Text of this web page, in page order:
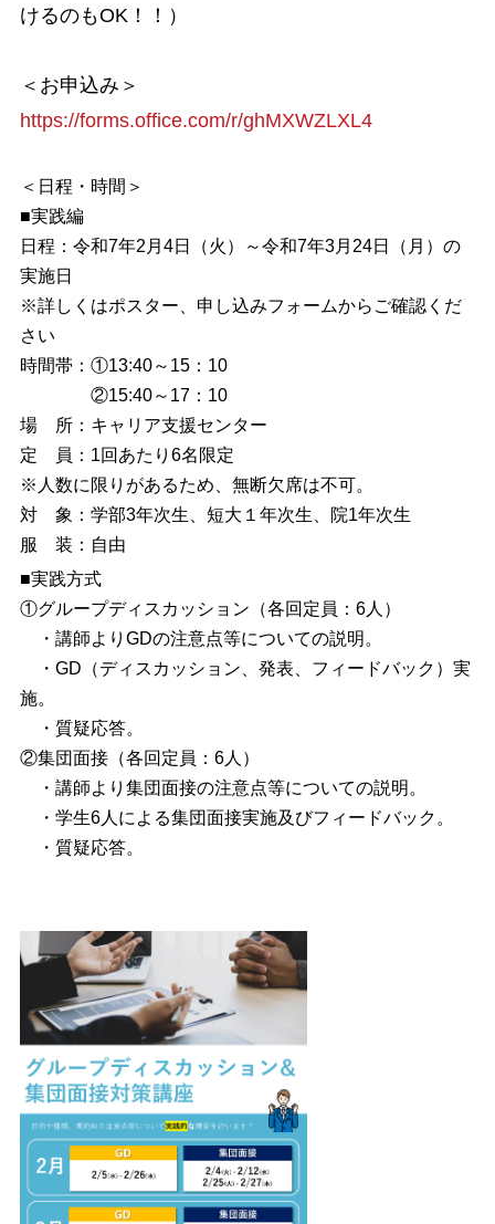
けるのもOK！！）
＜お申込み＞
https://forms.office.com/r/ghMXWZLXL4
＜日程・時間＞
■実践編
日程：令和7年2月4日（火）～令和7年3月24日（月）の
実施日
※詳しくはポスター、申し込みフォームからご確認くだ
さい
時間帯：①13:40～15：10
②15:40～17：10
場 所：キャリア支援センター
定 員：1回あたり6名限定
※人数に限りがあるため、無断欠席は不可。
対 象：学部3年次生、短大１年次生、院1年次生
服 装：自由
■実践方式
①グループディスカッション（各回定員：6人）
・講師よりGDの注意点等についての説明。
・GD（ディスカッション、発表、フィードバック）実
施。
・質疑応答。
②集団面接（各回定員：6人）
・講師より集団面接の注意点等についての説明。
・学生6人による集団面接実施及びフィードバック。
・質疑応答。